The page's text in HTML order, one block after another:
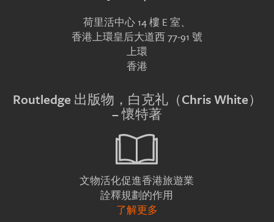
荷里活中心 14 樓 E 室、
香港上環皇后大道西 77-91 號
上環
香港
Routledge 出版物，白克礼（Chris White）
– 懷特著
文物活化促進香港旅遊業
詮釋規劃的作用
了解更多